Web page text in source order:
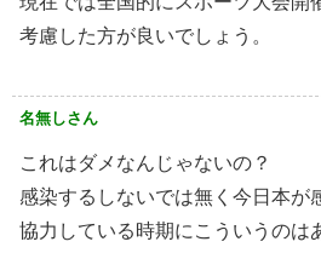
考慮した方が良いでしょう。
名無しさん
これはダメなんじゃないの？
感染するしないでは無く今日本が
協力している時期にこういうのは